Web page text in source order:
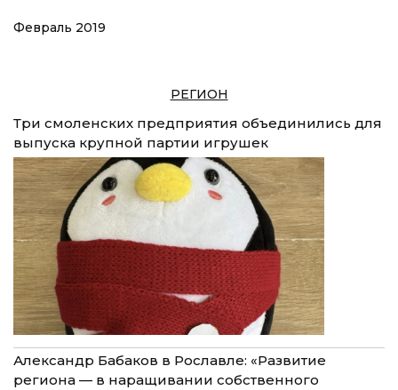
Февраль 2019
РЕГИОН
Три смоленских предприятия объединились для
выпуска крупной партии игрушек
Александр Бабаков в Рославле: «Развитие
региона — в наращивании собственного